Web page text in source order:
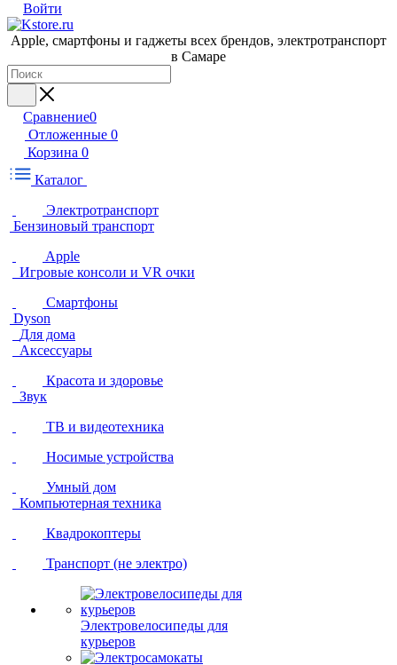
Войти
Apple, cмартфоны и гаджеты всех брендов, электротранспорт
в Самаре
Сравнение0
Отложенные 0
Корзина 0
Каталог
Электротранспорт
Бензиновый транспорт
Apple
Игровые консоли и VR очки
Смартфоны
Dyson
Для дома
Аксессуары
Красота и здоровье
Звук
ТВ и видеотехника
Носимые устройства
Умный дом
Компьютерная техника
Квадрокоптеры
Транспорт (не электро)
Электровелосипеды для
курьеров